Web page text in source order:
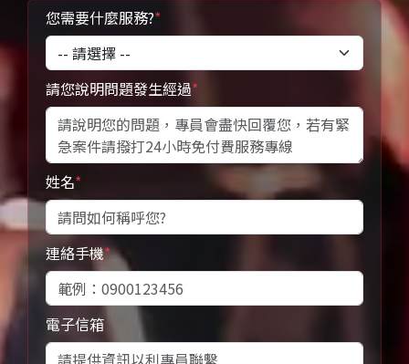
您需要什麼服務?*
請您說明問題發生經過*
姓名*
連絡手機*
電子信箱